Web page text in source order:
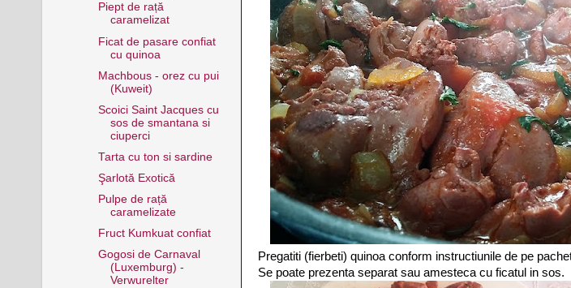
Pregatiti (fierbeti) quinoa conform instructiunile de pe
Se poate prezenta separat sau amesteca cu ficatul in sos.
Piept de rață
caramelizat
Ficat de pasare confiat
cu quinoa
Machbous - orez cu pui
(Kuweit)
Scoici Saint Jacques cu
sos de smantana si
ciuperci
Tarta cu ton si sardine
Şarlotă Exotică
Pulpe de rață
caramelizate
Fruct Kumkuat confiat
Gogosi de Carnaval
(Luxemburg) -
Verwurelter